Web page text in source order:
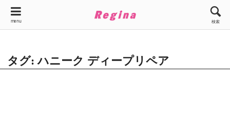
menu 検索
タグ: ハニーク ディープリペア